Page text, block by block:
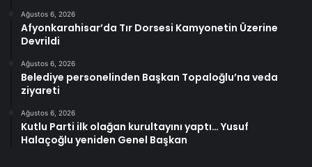
Ağustos 6, 2026
Afyonkarahisar’da Tır Dorsesi Kamyonetin Üzerine
Devrildi
Ağustos 6, 2026
Belediye personelinden Başkan Topaloğlu’na veda
ziyareti
Ağustos 6, 2026
Kutlu Parti ilk olağan kurultayını yaptı… Yusuf
Halaçoğlu yeniden Genel Başkan